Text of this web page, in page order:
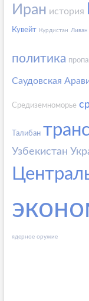
Иран история
Кувейт Курдистан Ливан
политика
Саудовская
Средиземноморье
Талибан
Узбекистан
ядерное оружие